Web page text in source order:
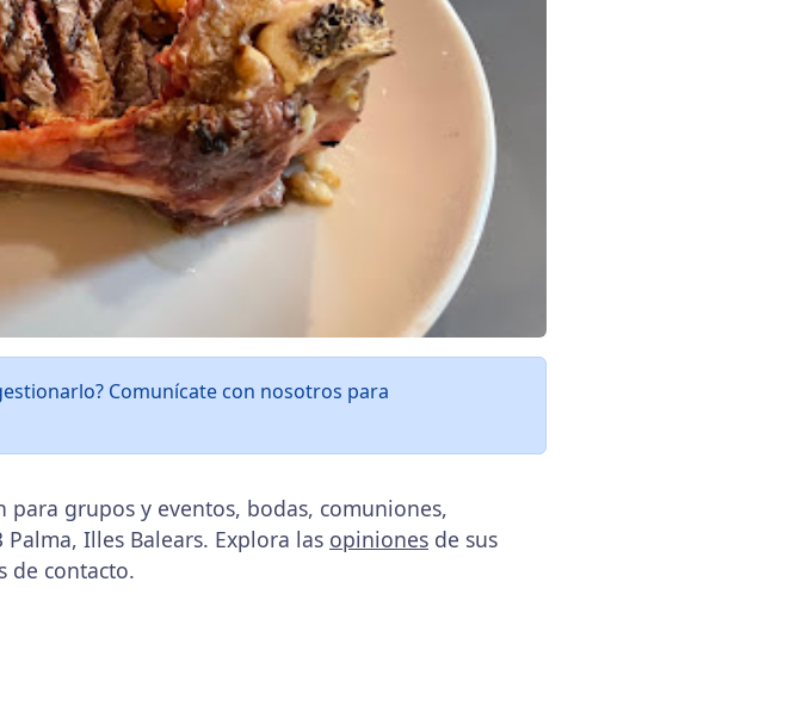
Comunícate con nosotros para
grupos y eventos, bodas, comuniones,
Palma, Illes Balears. Explora las opiniones de sus
de contacto.